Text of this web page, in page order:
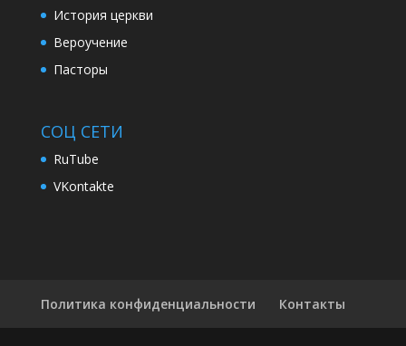
История церкви
Вероучение
Пасторы
СОЦ СЕТИ
RuTube
VKontakte
Политика конфиденциальности Контакты